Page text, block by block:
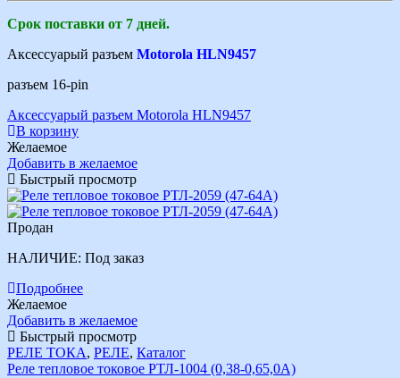
Срок поставки от 7 дней.
Аксессуарый разъем Motorola HLN9457
разъем 16-pin
Аксессуарый разъем Motorola HLN9457
В корзину
Желаемое
Добавить в желаемое
Быстрый просмотр
Продан
НАЛИЧИЕ: Под заказ
Подробнее
Желаемое
Добавить в желаемое
Быстрый просмотр
РЕЛЕ ТОКА, РЕЛЕ, Каталог
Реле тепловое токовое РТЛ-1004 (0,38-0,65,0А)